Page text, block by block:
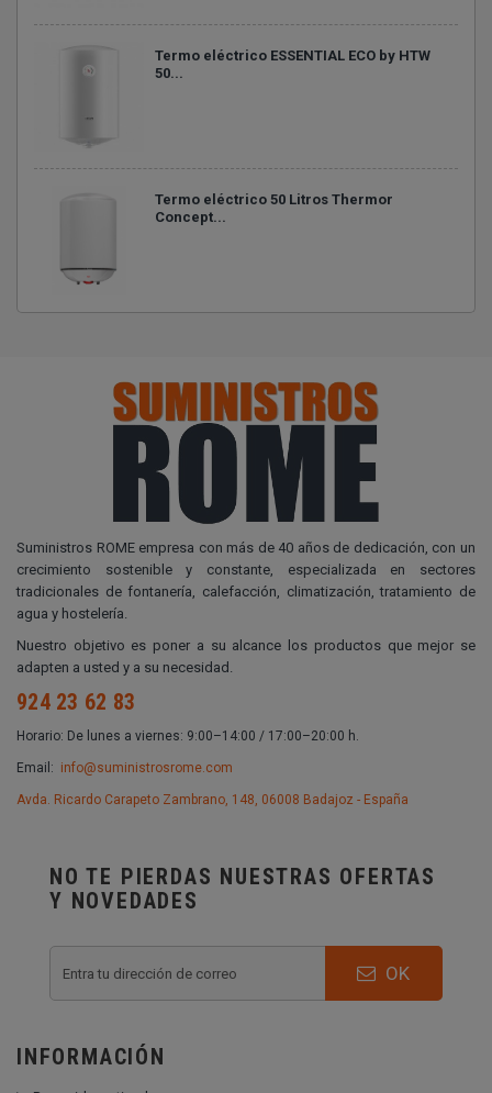
Termo eléctrico ESSENTIAL ECO by HTW
50...
Termo eléctrico 50 Litros Thermor
Concept...
Suministros ROME empresa con más de 40 años de dedicación, con un
crecimiento sostenible y constante, especializada en sectores
tradicionales de fontanería, calefacción, climatización, tratamiento de
agua y hostelería.
Nuestro objetivo es poner a su alcance los productos que mejor se
adapten a usted y a su necesidad.
924 23 62 83
Horario: De lunes a viernes: 9:00–14:00 / 17:00–20:00 h.
Email: info@suministrosrome.com
Avda. Ricardo Carapeto Zambrano, 148, 06008 Badajoz - España
NO TE PIERDAS NUESTRAS OFERTAS
Y NOVEDADES
OK
INFORMACIÓN